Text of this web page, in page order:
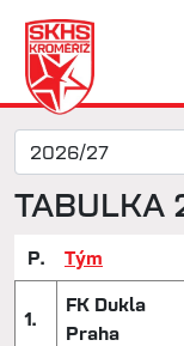
P. Tým
1.
FK Dukla
Praha